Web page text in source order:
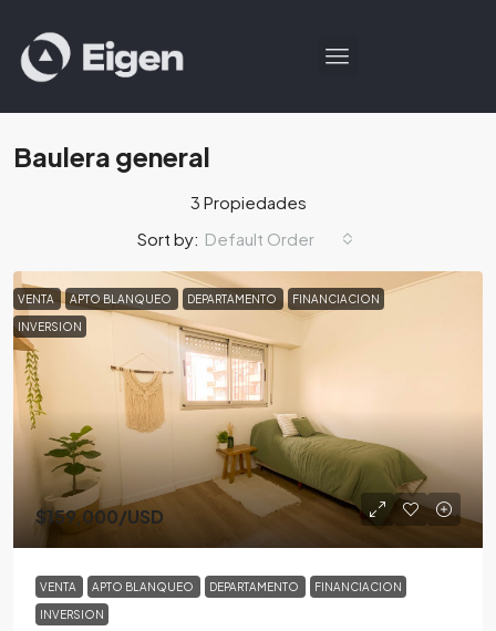
Baulera general
3 Propiedades
Sort by: Default Order
VENTA APTO BLANQUEO DEPARTAMENTO FINANCIACION
INVERSION
$159,000/USD
VENTA APTO BLANQUEO DEPARTAMENTO FINANCIACION
INVERSION